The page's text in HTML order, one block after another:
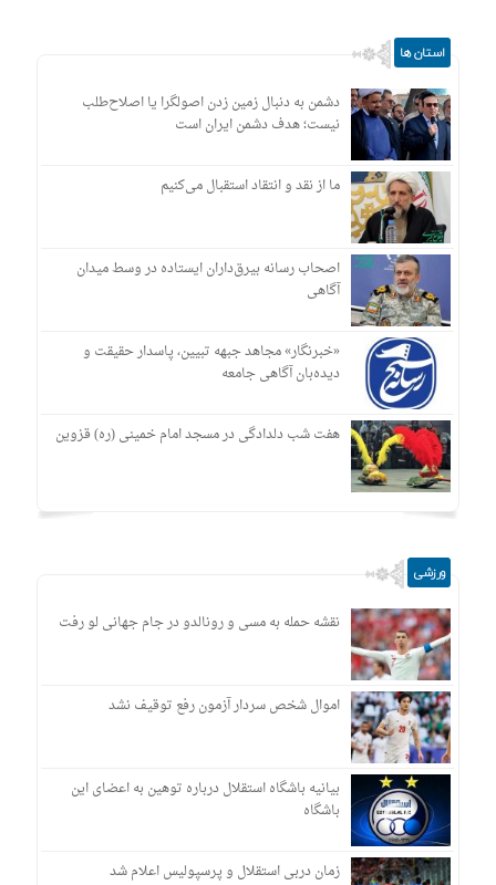
استان ها
دشمن به دنبال زمین زدن اصولگرا یا اصلاح‌طلب
نیست؛ هدف دشمن ایران است
ما از نقد و انتقاد استقبال می‌کنیم
اصحاب رسانه بیرق‌داران ایستاده در وسط میدان
آگاهی
«خبرنگار» مجاهد جبهه تبیین، پاسدار حقیقت و
دیده‌بان آگاهی جامعه
هفت شب دلدادگی در مسجد امام خمینی (ره) قزوین
ورزشی
نقشه حمله به مسی و رونالدو در جام جهانی لو رفت
اموال شخص سردار آزمون رفع توقیف نشد
بیانیه باشگاه استقلال درباره توهین به اعضای این
باشگاه
زمان دربی استقلال و پرسپولیس اعلام شد